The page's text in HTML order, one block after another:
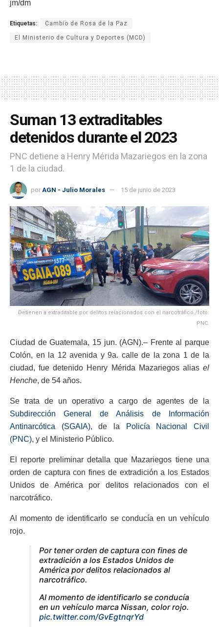
jm/dm
Etiquetas: Cambio de Rosa de la Paz
El Ministerio de Cultura y Deportes (MCD)
Suman 13 extraditables
detenidos durante el 2023
PNC detiene a Henry Mérida Mazariegos en la zona
1 de la ciudad.
por AGN - Julio Morales 15 de junio de 2023
Detienen a extraditable por delitos relacionados con el narcotráfico./foto:
PNC.
Ciudad de Guatemala, 15 jun. (AGN).– Frente al parque
Colón, en la 12 avenida y 9a. calle de la zona 1 de la
ciudad, fue detenido Henry Mérida Mazariegos alias el
Henche, de 54 años.
Se trata de un operativo a cargo de agentes de la
Subdirección General de Análisis de Información
Antinarcótica (SGAIA), de la
Policía Nacional Civil
(PNC), y el Ministerio Público.
El reporte preliminar detalla que Mazariegos tiene una
orden de captura con fines de extradición a los Estados
Unidos de América por delitos relacionados con el
narcotráfico.
Al momento de identificarlo se conducía en un vehículo
rojo.
Por tener orden de captura con fines de
extradición a los Estados Unidos de
América por delitos relacionados al
narcotráfico.
Al momento de identificarlo se conducía
en un vehículo marca Nissan, color rojo.
pic.twitter.com/GvEgtnqrYd